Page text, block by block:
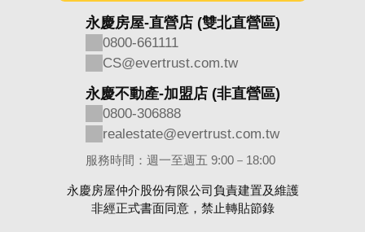
永慶房屋-直營店 (雙北直營區)
0800-661111
CS@evertrust.com.tw
永慶不動產-加盟店 (非直營區)
0800-306888
realestate@evertrust.com.tw
服務時間：週一至週五 9:00－18:00
永慶房屋仲介股份有限公司負責建置及維護
非經正式書面同意，禁止轉貼節錄